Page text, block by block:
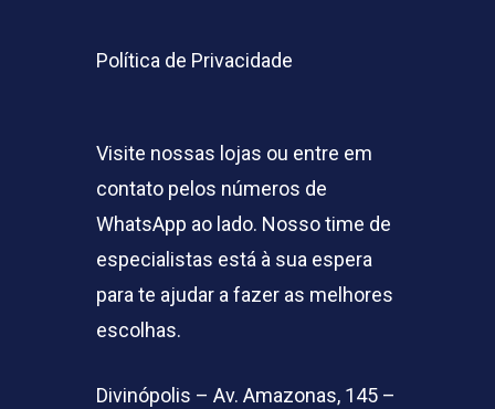
Política de Privacidade
Visite nossas lojas ou entre em
contato pelos números de
WhatsApp ao lado. Nosso time de
especialistas está à sua espera
para te ajudar a fazer as melhores
escolhas.
Divinópolis – Av. Amazonas, 145 –